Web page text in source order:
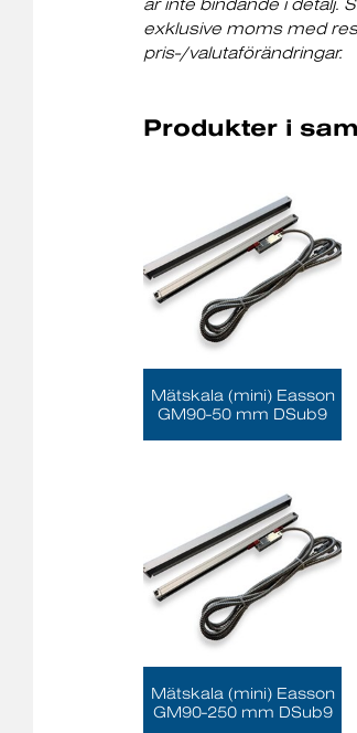
är inte bindande i detalj.
exklusive moms med
pris-/valutaförändringar.
Produkter i
Mätskala (mini) Easson
GM90-50 mm DSub9
Mätskala (mini) Easson
GM90-250 mm DSub9